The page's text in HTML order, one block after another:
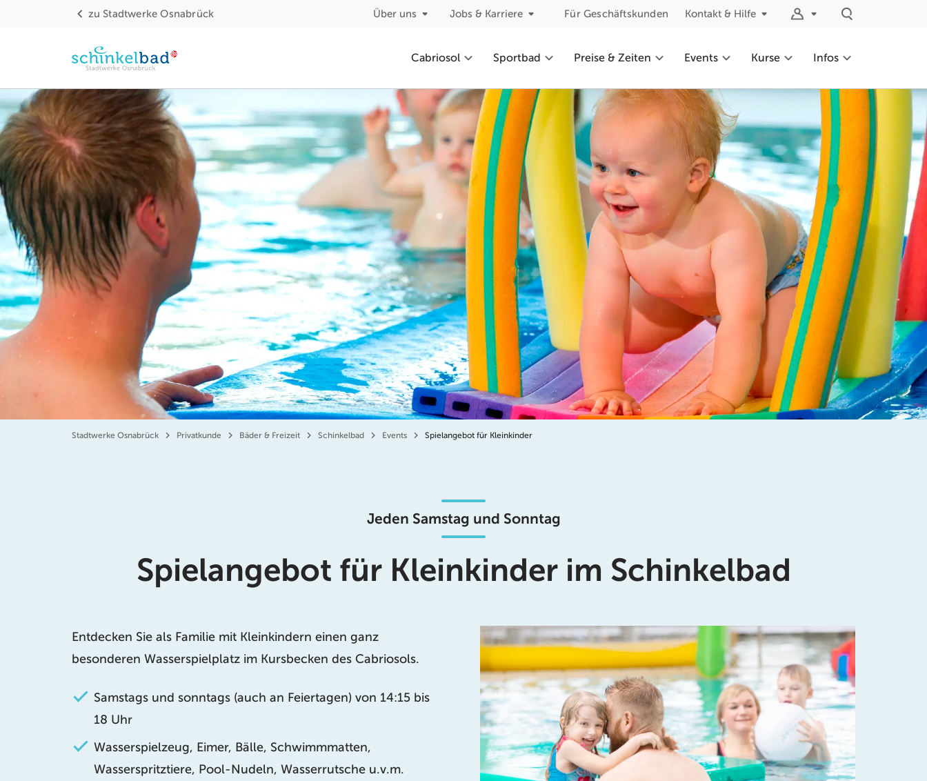
zu Stadtwerke Osnabrück Über uns Jobs & Karriere Für Geschäftskunden Kontakt & Hilfe
Cabriosol Sportbad Preise & Zeiten Events Kurse Infos
Stadtwerke Osnabrück Privatkunde Bäder & Freizeit Schinkelbad Events Spielangebot für Kleinkinder
Jeden Samstag und Sonntag
Spielangebot für Kleinkinder im Schinkelbad
Entdecken Sie als Familie mit Kleinkindern einen ganz
besonderen Wasserspielplatz im Kursbecken des Cabriosols.
Samstags und sonntags (auch an Feiertagen) von 14:15 bis
18 Uhr
Wasserspielzeug, Eimer, Bälle, Schwimmmatten,
Wasserspritztiere, Pool-Nudeln, Wasserrutsche u.v.m.